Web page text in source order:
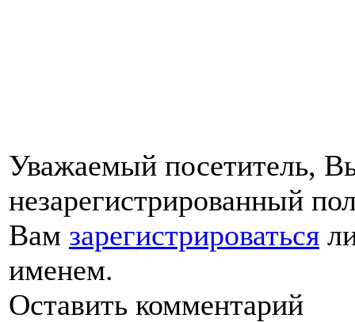
Уважаемый посетитель,
незарегистрированный
Вам зарегистрироваться
именем.
Оставить комментарий